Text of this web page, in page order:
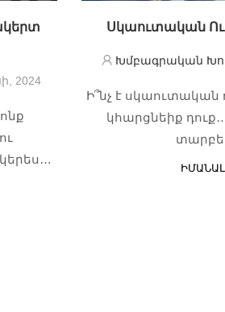
2024
է
Սկաուտական
Խմբագրական
Ի՞նչ է սկաուտական
կհարցնեիք